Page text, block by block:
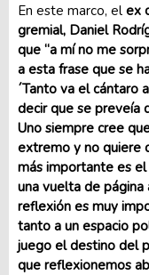
En este marco, el ex
gremial, Daniel
que “a mí no me
a esta frase que se
´Tanto va el cántaro
decir que se preveía
Uno siempre cree
extremo y no quiere
más importante es
una vuelta de página
reflexión es muy
tanto a un espacio
juego el destino del
que reflexionemos